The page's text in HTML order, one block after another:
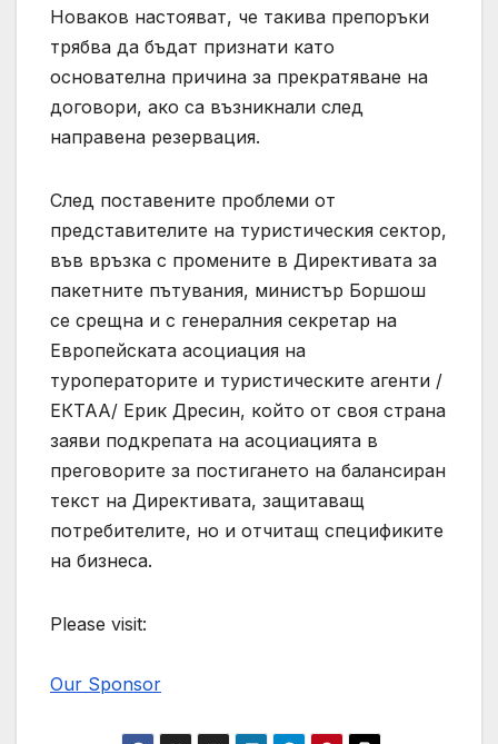
Новаков настояват, че такива препоръки
трябва да бъдат признати като
основателна причина за прекратяване на
договори, ако са възникнали след
направена резервация.
След поставените проблеми от
представителите на туристическия сектор,
във връзка с промените в Директивата за
пакетните пътувания, министър Боршош
се срещна и с генералния секретар на
Европейската асоциация на
туроператорите и туристическите агенти /
ЕКТАА/ Ерик Дресин, който от своя страна
заяви подкрепата на асоциацията в
преговорите за постигането на балансиран
текст на Директивата, защитаващ
потребителите, но и отчитащ спецификите
на бизнеса.
Please visit:
Our Sponsor